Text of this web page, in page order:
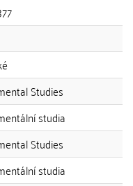
Studies
studia
Studies
studia